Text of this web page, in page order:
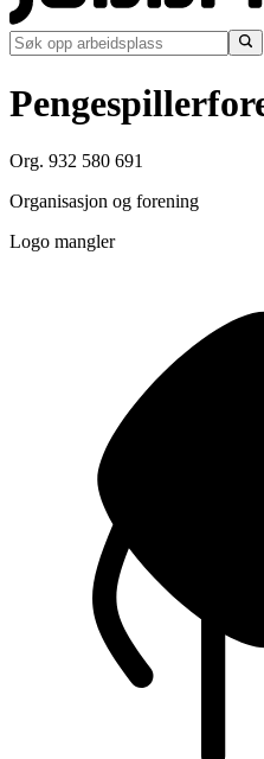
Org. 932 580 691
Organisasjon og forening
Logo mangler